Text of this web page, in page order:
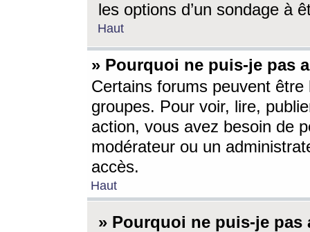
les options d’un sondage à
Haut
» Pourquoi ne puis-je pas
Certains forums peuvent être
groupes. Pour voir, lire,
action, vous avez besoin de
modérateur ou un
accès.
Haut
» Pourquoi ne puis-je